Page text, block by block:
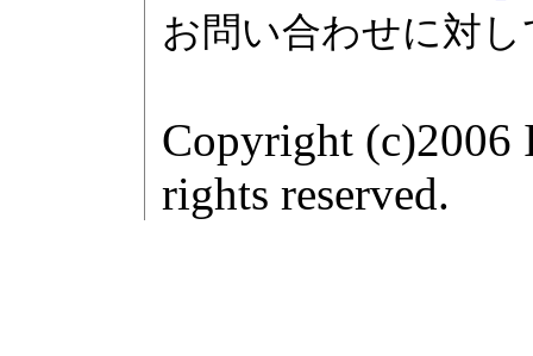
お問い合わせに対
Copyright (c)2006
rights reserved.